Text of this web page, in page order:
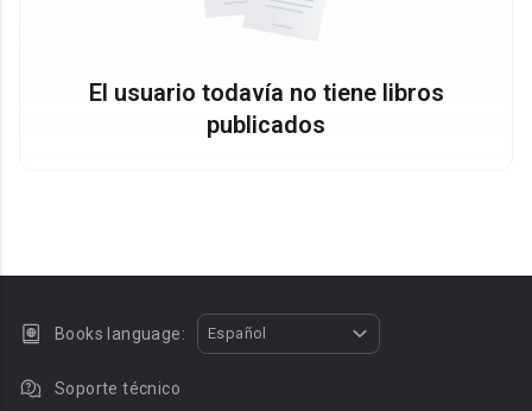
El usuario todavía no tiene libros
publicados
Books language: Español
Soporte técnico